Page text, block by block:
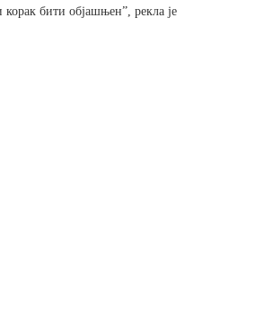
корак бити објашњен”, рекла је